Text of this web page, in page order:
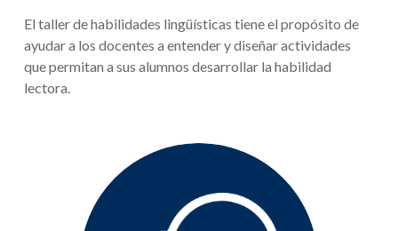
El taller de habilidades lingüísticas tiene el propósito de
ayudar a los docentes a entender y diseñar actividades
que permitan a sus alumnos desarrollar la habilidad
lectora.